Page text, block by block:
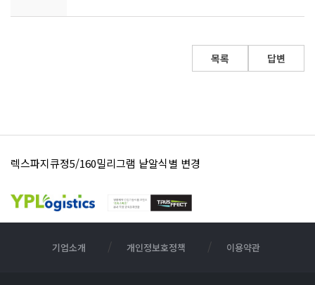
목록 답변
렉스파지큐정5/160밀리그램 낱알식별 변경
기업소개 개인정보호정책 이용약관